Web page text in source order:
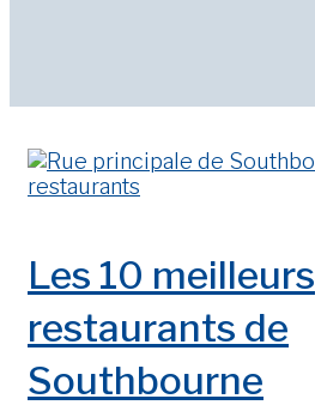
Les 10 meilleurs
restaurants de
Southbourne